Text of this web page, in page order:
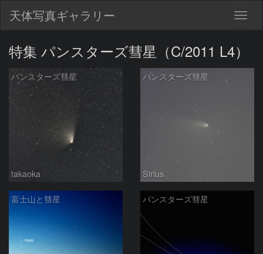
天体写真ギャラリー
特集 パンスターズ彗星（C/2011 L4）
パンスターズ彗星
takaoka
パンスターズ彗星
Sirius
富士山と彗星 パンスターズ彗星